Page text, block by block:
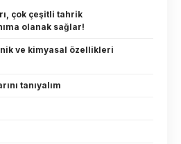
çok çeşitli tahrik
olanak sağlar!
ve kimyasal özellikleri
tanıyalım